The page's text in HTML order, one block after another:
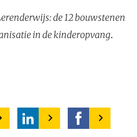
de 12 bouwstenen
in de kinderopvang.